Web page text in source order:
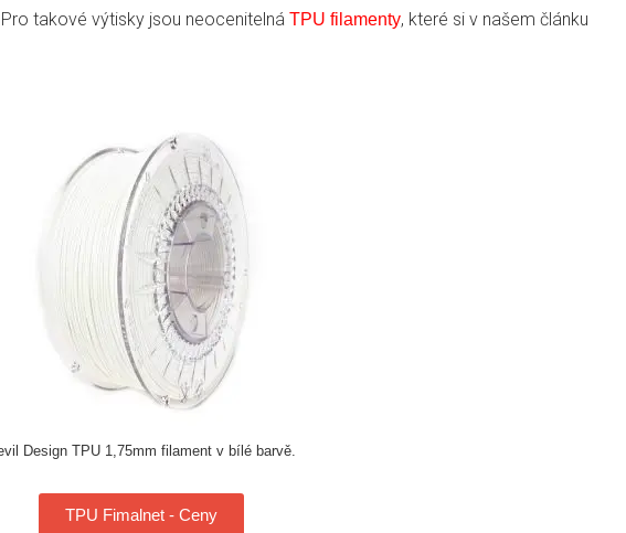
takové výtisky jsou neocenitelná TPU filamenty, které si v našem článku
Design TPU 1,75mm filament v bílé barvě.
TPU Fimalnet - Ceny